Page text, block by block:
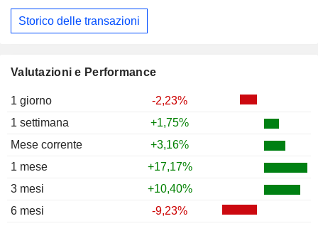
Valutazioni e Performance
1 giorno
-2,23%
1 settimana
+1,75%
Mese corrente
+3,16%
1 mese
+17,17%
3 mesi
+10,40%
6 mesi
-9,23%
Storico delle transazioni